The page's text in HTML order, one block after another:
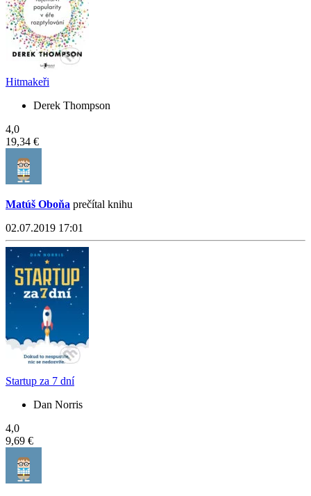
Hitmakeři
Derek Thompson
4,0
19,34 €
Matúš Oboňa prečítal knihu
02.07.2019 17:01
Startup za 7 dní
Dan Norris
4,0
9,69 €